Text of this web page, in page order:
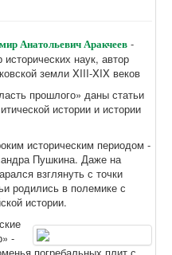
Анатольевич Аракчеев -
исторических наук, автор
земли XIII-XIX веков
прошлого» даны статьи
истории и истории
историческим периодом -
Пушкина. Даже на
взглянуть с точки
родились в полемике с
истории.
-
погребальных плит с